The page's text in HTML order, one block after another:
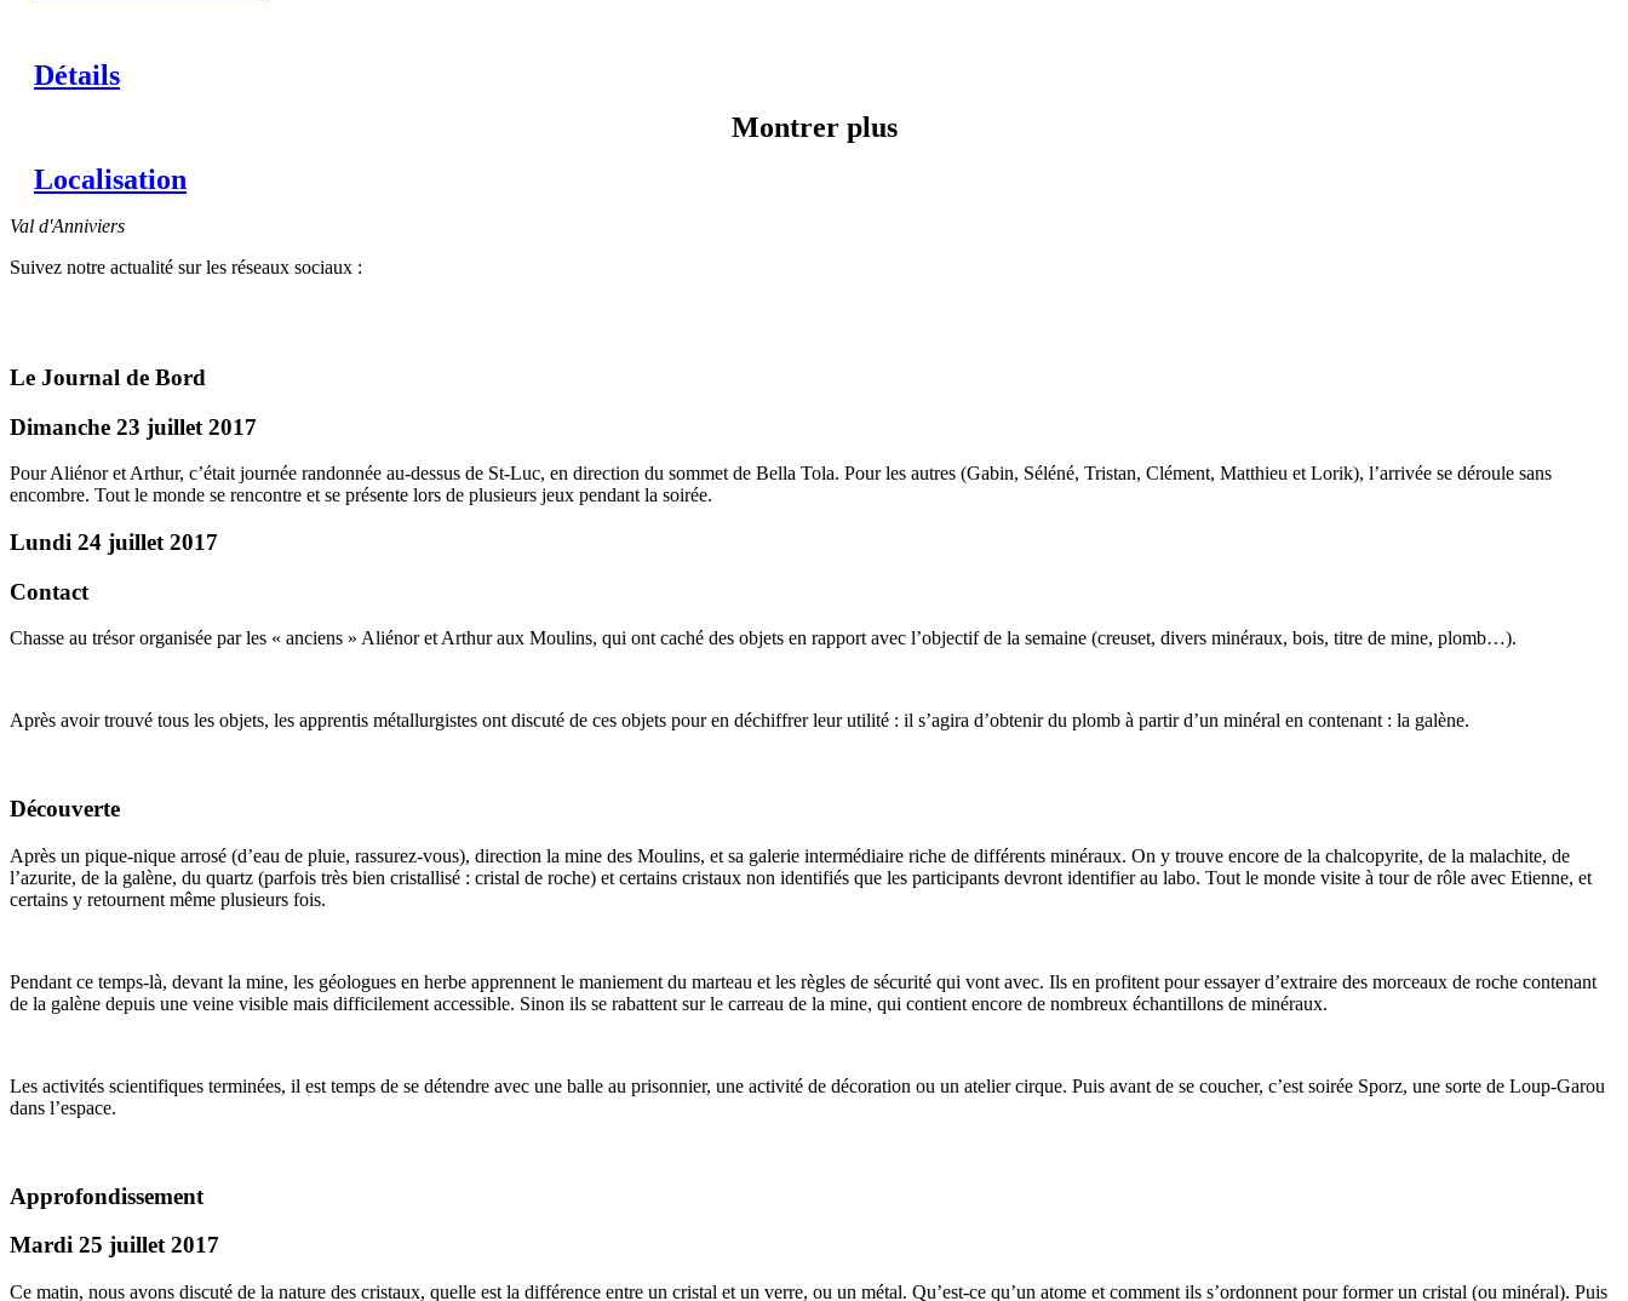
Détails
Montrer plus
Localisation
Val d'Anniviers
Suivez notre actualité sur les réseaux sociaux :
Le Journal de Bord
Dimanche 23 juillet 2017
Pour Aliénor et Arthur, c’était journée randonnée au-dessus de St-Luc, en direction du sommet de Bella Tola. Pour les autres (Gabin, Séléné, Tristan, Clément, Matthieu et Lorik), l’arrivée se déroule sans
encombre. Tout le monde se rencontre et se présente lors de plusieurs jeux pendant la soirée.
Lundi 24 juillet 2017
Contact
Chasse au trésor organisée par les « anciens » Aliénor et Arthur aux Moulins, qui ont caché des objets en rapport avec l’objectif de la semaine (creuset, divers minéraux, bois, titre de mine, plomb…).
Après avoir trouvé tous les objets, les apprentis métallurgistes ont discuté de ces objets pour en déchiffrer leur utilité : il s’agira d’obtenir du plomb à partir d’un minéral en contenant : la galène.
Découverte
Après un pique-nique arrosé (d’eau de pluie, rassurez-vous), direction la mine des Moulins, et sa galerie intermédiaire riche de différents minéraux. On y trouve encore de la chalcopyrite, de la malachite, de
l’azurite, de la galène, du quartz (parfois très bien cristallisé : cristal de roche) et certains cristaux non identifiés que les participants devront identifier au labo. Tout le monde visite à tour de rôle avec Etienne, et
certains y retournent même plusieurs fois.
Pendant ce temps-là, devant la mine, les géologues en herbe apprennent le maniement du marteau et les règles de sécurité qui vont avec. Ils en profitent pour essayer d’extraire des morceaux de roche contenant
de la galène depuis une veine visible mais difficilement accessible. Sinon ils se rabattent sur le carreau de la mine, qui contient encore de nombreux échantillons de minéraux.
Les activités scientifiques terminées, il est temps de se détendre avec une balle au prisonnier, une activité de décoration ou un atelier cirque. Puis avant de se coucher, c’est soirée Sporz, une sorte de Loup-Garou
dans l’espace.
Approfondissement
Mardi 25 juillet 2017
Ce matin, nous avons discuté de la nature des cristaux, quelle est la différence entre un cristal et un verre, ou un métal. Qu’est-ce qu’un atome et comment ils s’ordonnent pour former un cristal (ou minéral). Puis